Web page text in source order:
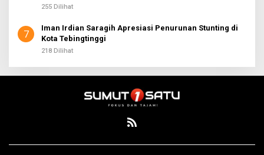
Industri
255 Dilihat
7
Iman Irdian Saragih Apresiasi Penurunan Stunting di
Kota Tebingtinggi
218 Dilihat